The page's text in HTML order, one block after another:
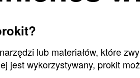
lub materiałów, które
jest wykorzystywany, prokit